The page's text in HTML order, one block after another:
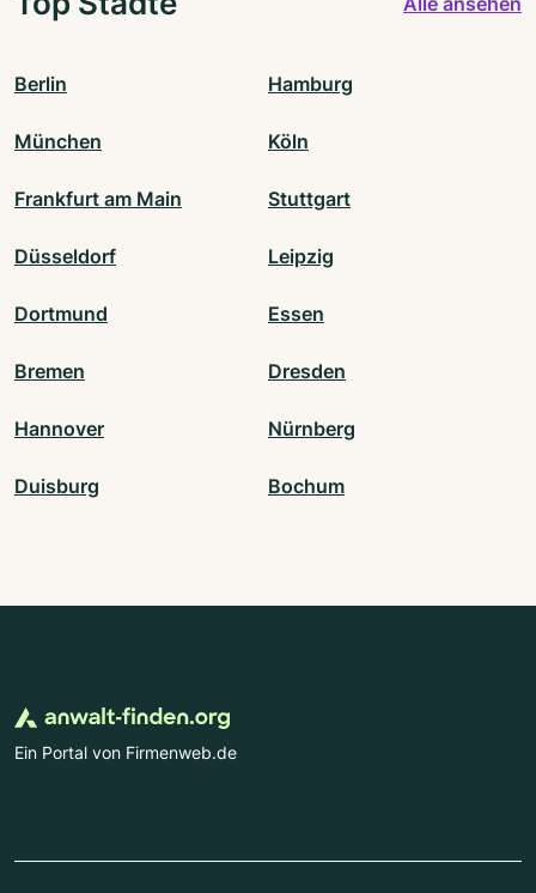
Berlin Hamburg
München Köln
Frankfurt am Main Stuttgart
Düsseldorf Leipzig
Dortmund Essen
Bremen Dresden
Hannover Nürnberg
Duisburg Bochum
Ein Portal von Firmenweb.de